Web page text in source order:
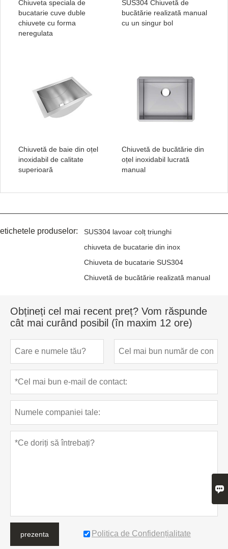
Chiuveta speciala de
bucatarie cuve duble
chiuvete cu forma
neregulata
SUS304 Chiuvetă de
bucătărie realizată manual
cu un singur bol
Chiuvetă de baie din oțel
inoxidabil de calitate
superioară
Chiuvetă de bucătărie din
oțel inoxidabil lucrată
manual
etichetele produselor:
SUS304 lavoar colț triunghi
chiuveta de bucatarie din inox
Chiuveta de bucatarie SUS304
Chiuvetă de bucătărie realizată manual
Obțineți cel mai recent preț? Vom răspunde
cât mai curând posibil (în maxim 12 ore)
prezenta Politica de Confidențialitate
